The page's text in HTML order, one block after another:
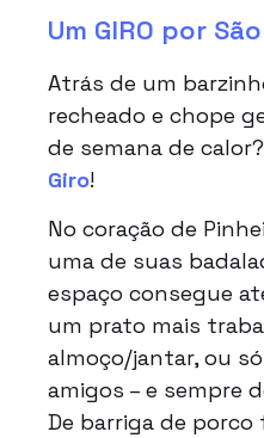
Um GIRO por
Atrás de um
recheado e chope
de semana de
Giro!
No coração de
uma de suas
espaço consegue
um prato mais
almoço/jantar, ou
amigos – e sempre
De barriga de